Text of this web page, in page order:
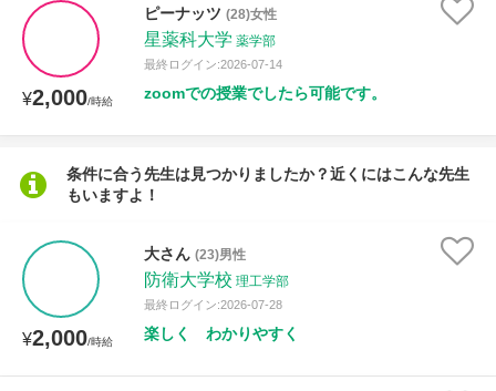
¥2,000/時給
ピーナッツ (28)女性
星薬科大学 薬学部
最終ログイン:2026-07-14
zoomでの授業でしたら可能です。
条件に合う先生は見つかりましたか？近くにはこんな先生
もいますよ！
¥2,000/時給
大さん (23)男性
防衛大学校 理工学部
最終ログイン:2026-07-28
楽しく わかりやすく
授業可能日
月曜日 火曜日 水曜日
土曜日
所属大学
年齢：18-101歳